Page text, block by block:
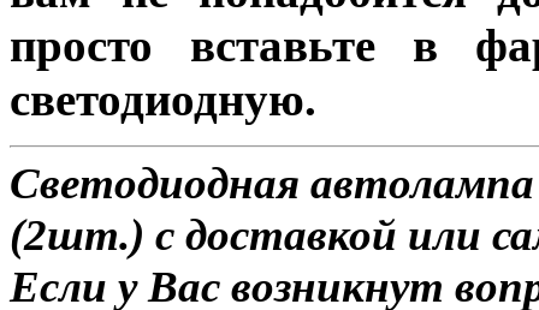
просто вставьте в
светодиодную.
Светодиодная
(2шт.) с доставкой или
Если у Вас возникнут